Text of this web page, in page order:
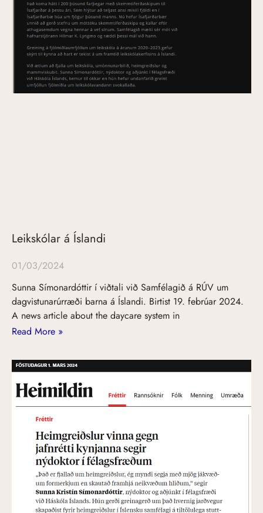
Leikskólar á Íslandi
01/03/2024
Sunna Símonardóttir í viðtali við Samfélagið á RÚV um
dagvistunarúrræði barna á Íslandi. Birtist 19. febrúar 2024.
A news article about the daycare system in
Read More »